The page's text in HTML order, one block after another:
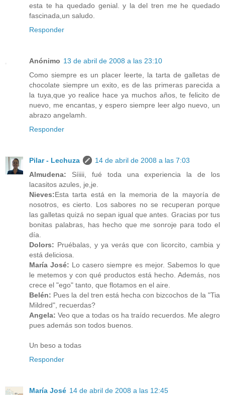
esta te ha quedado genial. y la del tren me he quedado
fascinada,un saludo.
Responder
Anónimo 13 de abril de 2008 a las 23:10
Como siempre es un placer leerte, la tarta de galletas de
chocolate siempre un exito, es de las primeras parecida a
la tuya,que yo realice hace ya muchos años, te felicito de
nuevo, me encantas, y espero siempre leer algo nuevo, un
abrazo angelamh.
Responder
Pilar - Lechuza
14 de abril de 2008 a las 7:03
Almudena: Síiiii, fué toda una experiencia la de los
lacasitos azules, je,je.
Nieves:Esta tarta está en la memoria de la mayoría de
nosotros, es cierto. Los sabores no se recuperan porque
las galletas quizá no sepan igual que antes. Gracias por tus
bonitas palabras, has hecho que me sonroje para todo el
día.
Dolors: Pruébalas, y ya verás que con licorcito, cambia y
está deliciosa.
María José: Lo casero siempre es mejor. Sabemos lo que
le metemos y con qué productos está hecho. Además, nos
crece el "ego" tanto, que flotamos en el aire.
Belén: Pues la del tren está hecha con bizcochos de la "Tia
Mildred", recuerdas?
Angela: Veo que a todas os ha traído recuerdos. Me alegro
pues además son todos buenos.
Un beso a todas
Responder
María José 14 de abril de 2008 a las 12:45